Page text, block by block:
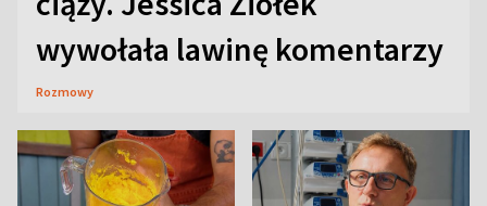
wywołała lawinę komentarzy
Rozmowy